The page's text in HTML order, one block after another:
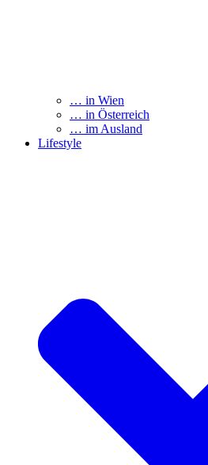
… in Wien
… in Österreich
… im Ausland
Lifestyle